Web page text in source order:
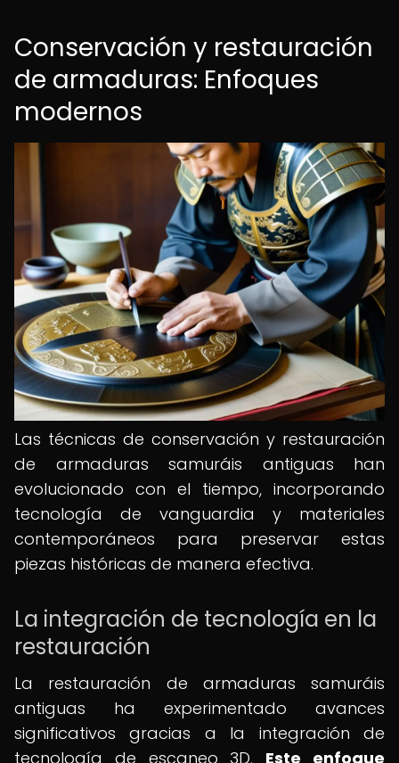
Conservación y restauración
de armaduras: Enfoques
modernos
Las técnicas de conservación y restauración
de armaduras samuráis antiguas han
evolucionado con el tiempo, incorporando
tecnología de vanguardia y materiales
contemporáneos para preservar estas
piezas históricas de manera efectiva.
La integración de tecnología en la
restauración
La restauración de armaduras samuráis
antiguas ha experimentado avances
significativos gracias a la integración de
tecnología de escaneo 3D. Este enfoque